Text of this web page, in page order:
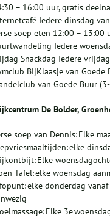
– 16:00 uur, gratis
Iedere dinsdag
soep eten 12:00 – 13:00
Iedere
Snackdag Iedere
BijKlaasje van
van Goede Buur
De Bolder,
soep van Dennis: Elke
elke
Elke
Tafel: elke woensdag
elke donderdag
Elke 3e